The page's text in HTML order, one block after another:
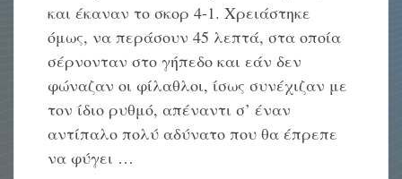
και έκαναν το σκορ 4-1. Χρειάστηκε
όμως, να περάσουν 45 λεπτά, στα οποία
σέρνονταν στο γήπεδο και εάν δεν
φώναζαν οι φίλαθλοι, ίσως συνέχιζαν με
τον ίδιο ρυθμό, απέναντι σ’ έναν
αντίπαλο πολύ αδύνατο που θα έπρεπε
να φύγει …